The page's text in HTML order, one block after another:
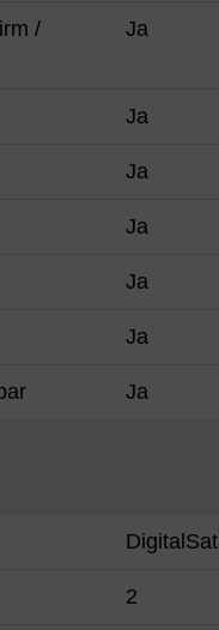
/ Ja
Ja
Ja
Ja
Ja
Ja
Ja
DigitalSat
2